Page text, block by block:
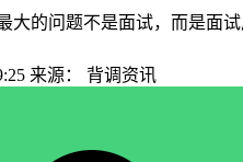
大的问题不是面试，而是面
来源： 背调资讯